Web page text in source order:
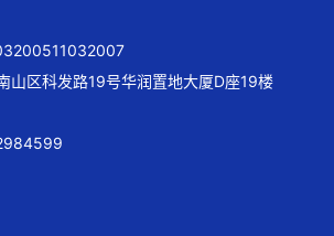
山区科发路19号华润置地大厦D座19楼